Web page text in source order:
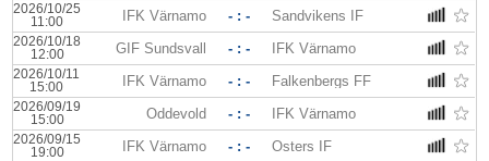
2026/10/25
11:00
IFK Värnamo - : - Sandvikens IF
2026/10/18
12:00
GIF Sundsvall - : - IFK Värnamo
2026/10/11
15:00
IFK Värnamo - : - Falkenbergs FF
2026/09/19
15:00
Oddevold - : - IFK Värnamo
2026/09/15
19:00
IFK Värnamo - : - Östers IF